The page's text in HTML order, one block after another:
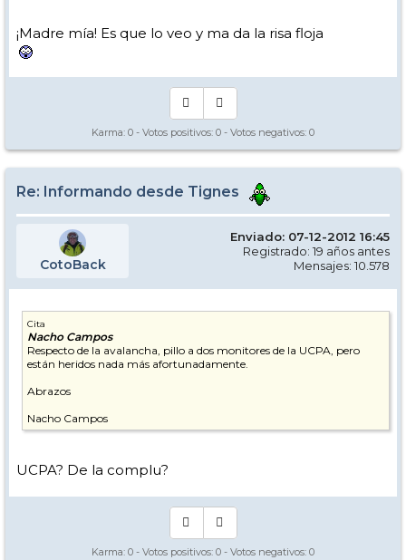
¡Madre mía! Es que lo veo y ma da la risa floja
Karma: 0 - Votos positivos: 0 - Votos negativos: 0
Re: Informando desde Tignes
CotoBack
Enviado: 07-12-2012 16:45
Registrado: 19 años antes
Mensajes: 10.578
Cita
Nacho Campos
Respecto de la avalancha, pillo a dos monitores de la UCPA, pero
están heridos nada más afortunadamente.
Abrazos
Nacho Campos
UCPA? De la complu?
Karma: 0 - Votos positivos: 0 - Votos negativos: 0